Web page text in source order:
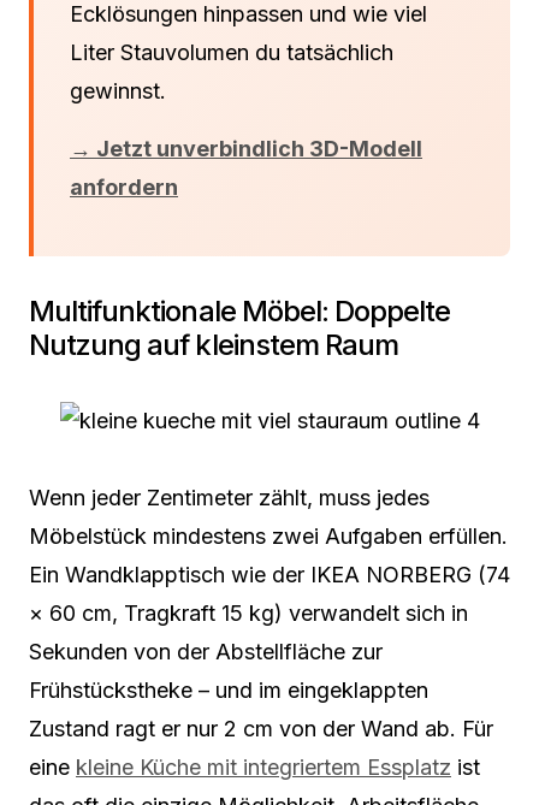
Ecklösungen hinpassen und wie viel
Liter Stauvolumen du tatsächlich
gewinnst.
→ Jetzt unverbindlich 3D-Modell
anfordern
Multifunktionale Möbel: Doppelte
Nutzung auf kleinstem Raum
Wenn jeder Zentimeter zählt, muss jedes
Möbelstück mindestens zwei Aufgaben erfüllen.
Ein Wandklapptisch wie der IKEA NORBERG (74
× 60 cm, Tragkraft 15 kg) verwandelt sich in
Sekunden von der Abstellfläche zur
Frühstückstheke – und im eingeklappten
Zustand ragt er nur 2 cm von der Wand ab. Für
eine kleine Küche mit integriertem Essplatz ist